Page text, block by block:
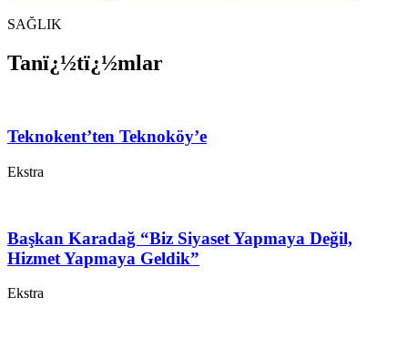
SAĞLIK
Tanï¿½tï¿½mlar
Teknokent’ten Teknoköy’e
Ekstra
Başkan Karadağ “Biz Siyaset Yapmaya Değil,
Hizmet Yapmaya Geldik”
Ekstra